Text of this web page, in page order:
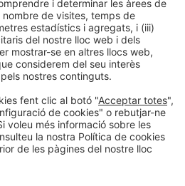
Avís legalPolítica de privacitat
de cookies